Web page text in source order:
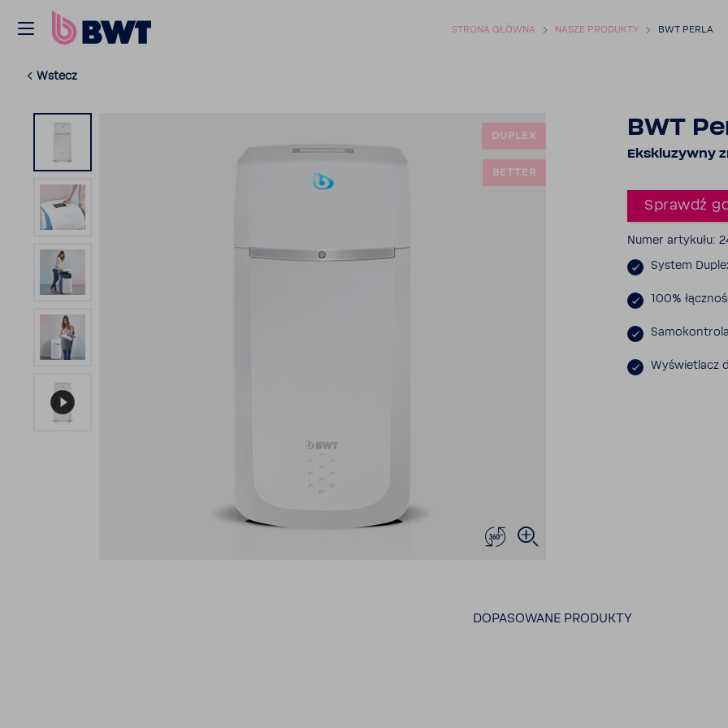
STRONA GŁÓWNA NASZE PRODUKTY BWT PERLA
Wstecz
DUPLEX
BETTER
BWT
Eksklu­zywny
Sprawdź
Numer arty­kułu:
System
100%
Wyświe­tlacz
DOPASOWANE PRODUKTY